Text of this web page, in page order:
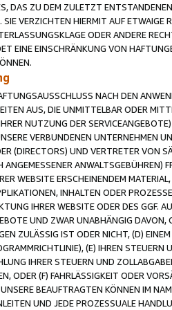
DAS ZU DEM ZULETZT
VERZICHTEN HIERMIT AUF
ODER ANDERE
EINE EINSCHRÄNKUNG VON
NACH DEN
AUS, DIE UNMITTELBAR ODER
NUTZUNG DER
VERBUNDENEN UNTERNEHMEN
(DIRECTORS) UND VERTRETER VON
ANGEMESSENER
WEBSITE ERSCHEINENDEM
INHALTEN ODER
IHRER WEBSITE ODER DES GGF.
UND ZWAR UNABHÄNGIG
ZULÄSSIG IST ODER NICHT, (D)
(E) IHREN
IHRER STEUERN UND
ODER (F) FAHRLÄSSIGKEIT ODER
BEAUFTRAGTEN KÖNNEN IM
UND JEDE PROZESSUALE